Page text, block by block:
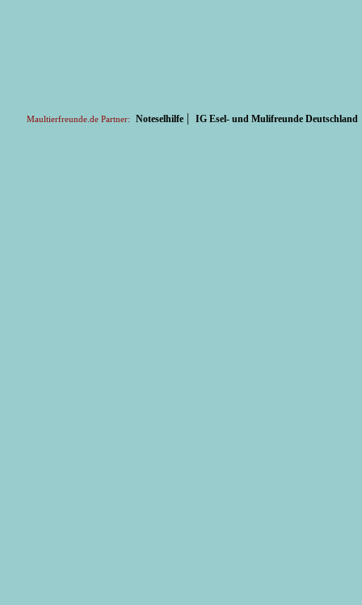
Maultierfreunde.de Partner: Noteselhilfe | IG Esel- und Mulifreunde Deutschland